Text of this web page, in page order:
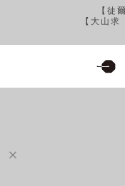
【徒
【大山